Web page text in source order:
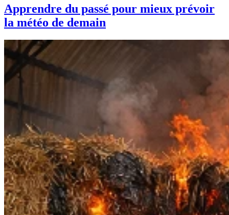
Apprendre du passé pour mieux prévoir
la météo de demain